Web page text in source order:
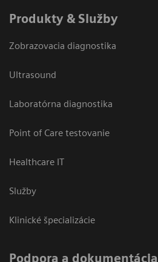
Produkty & Služby
Zobrazovacia diagnostika
Ultrasound
Laboratórna diagnostika
Point of Care testovanie
Healthcare IT
Služby
Klinické špecializácie
Podpora a dokumentácia